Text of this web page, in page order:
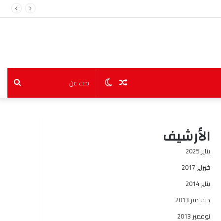
بحث
الوضعمقال
الأرشيف
يناير 2025
فبراير 2017
يناير 2014
ديسمبر 2013
نوفمبر 2013